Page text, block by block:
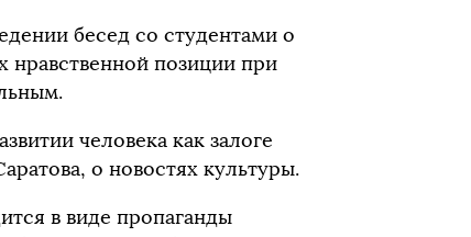
бесед со студентами о
нравственной позиции при
человека как залоге
о новостях культуры.
в виде пропаганды